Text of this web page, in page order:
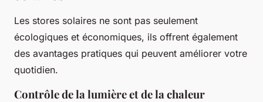
Les stores solaires ne sont pas seulement
écologiques et économiques, ils offrent également
des avantages pratiques qui peuvent améliorer votre
quotidien.
Contrôle de la lumière et de la chaleur